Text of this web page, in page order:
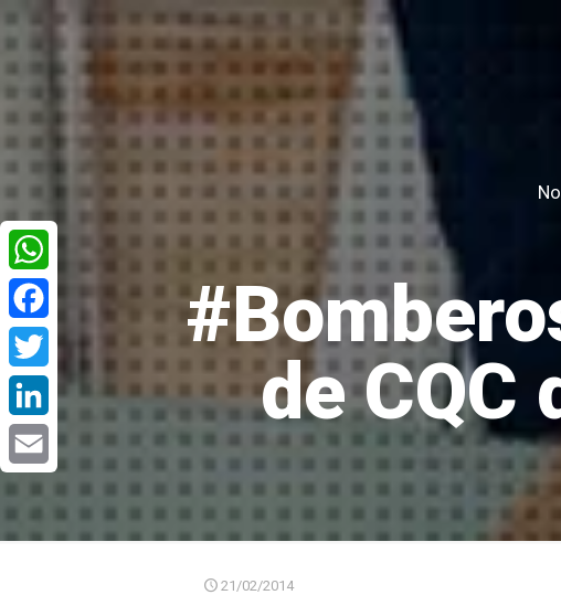
de
21/02/2014
WhatsApp
Facebook
Twitter
LinkedIn
Email